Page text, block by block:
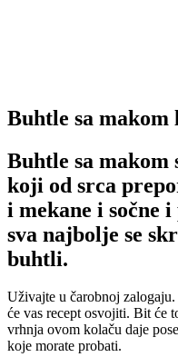
Buhtle sa
Buhtle sa makom
koji od srca
i mekane i sočne
sva najbolje se
buhtli.
Uživajte u čarobnoj
će vas recept osvojiti. Bit će
vrhnja ovom kolaču daje
koje morate probati.